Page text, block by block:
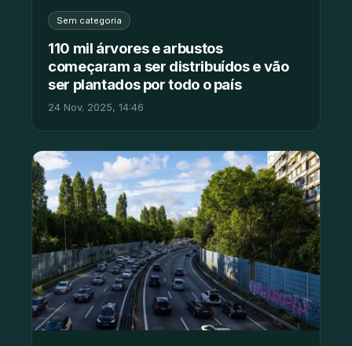
Sem categoria
110 mil árvores e arbustos
começaram a ser distribuídos e vão
ser plantados por todo o país
24 Nov. 2025, 14:46